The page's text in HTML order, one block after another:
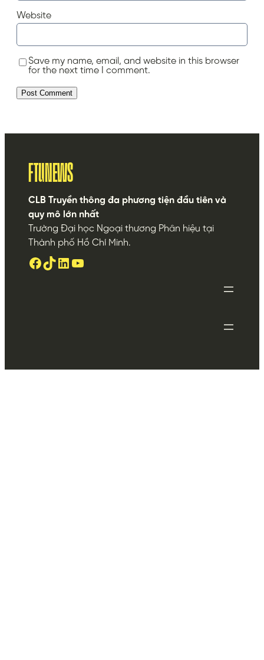
Website
Save my name, email, and website in this browser
for the next time I comment.
FTUNEWS
CLB Truyền thông đa phương tiện đầu tiên và
quy mô lớn nhất
Trường Đại học Ngoại thương Phân hiệu tại
Thành phố Hồ Chí Minh.